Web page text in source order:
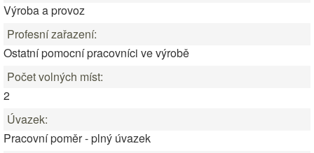
Výroba a provoz
Profesní zařazení:
Ostatní pomocní pracovníci ve výrobě
Počet volných míst:
2
Úvazek:
Pracovní poměr - plný úvazek